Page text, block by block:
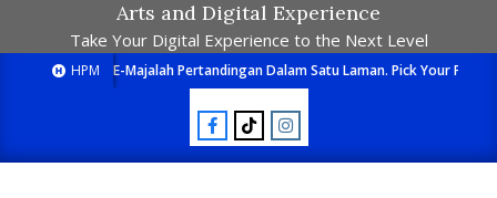
Arts and Digital Experience
Take Your Digital Experience to the Next Level
HPM E-Majalah Pertandingan Dalam Satu Laman. Pick Your